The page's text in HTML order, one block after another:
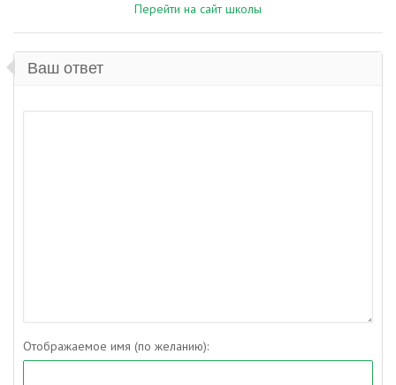
Перейти на сайт школы
Ваш ответ
Отображаемое имя (по желанию):